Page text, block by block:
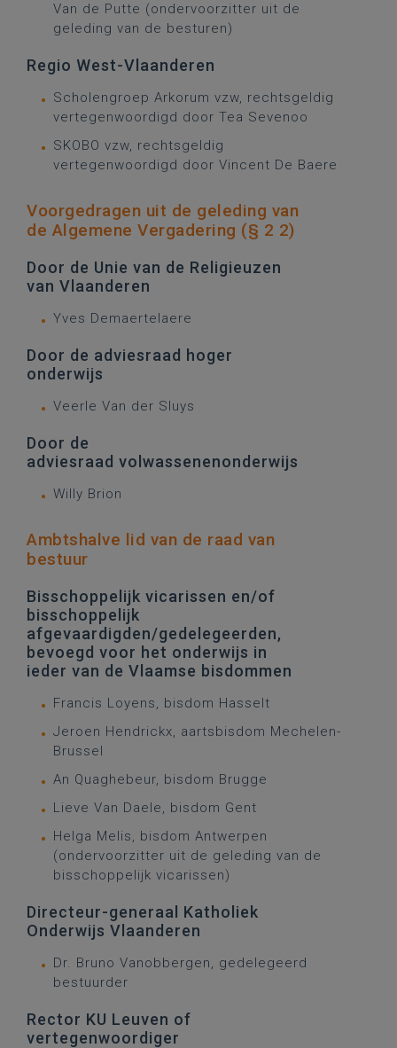
Van de Putte (ondervoorzitter uit de
geleding van de besturen)
Regio West-Vlaanderen
Scholengroep Arkorum vzw, rechtsgeldig
vertegenwoordigd door Tea Sevenoo
SKOBO vzw, rechtsgeldig
vertegenwoordigd door Vincent De Baere
Voorgedragen uit de geleding van
de Algemene Vergadering (§ 2 2)
Door de Unie van de Religieuzen
van Vlaanderen
Yves Demaertelaere
Door de adviesraad hoger
onderwijs
Veerle Van der Sluys
Door de
adviesraad volwassenenonderwijs
Willy Brion
Ambtshalve lid van de raad van
bestuur
Bisschoppelijk vicarissen en/of
bisschoppelijk
afgevaardigden/gedelegeerden,
bevoegd voor het onderwijs in
ieder van de Vlaamse bisdommen
Francis Loyens, bisdom Hasselt
Jeroen Hendrickx, aartsbisdom Mechelen-
Brussel
An Quaghebeur, bisdom Brugge
Lieve Van Daele, bisdom Gent
Helga Melis, bisdom Antwerpen
(ondervoorzitter uit de geleding van de
bisschoppelijk vicarissen)
Directeur-generaal Katholiek
Onderwijs Vlaanderen
Dr. Bruno Vanobbergen, gedelegeerd
bestuurder
Rector KU Leuven of
vertegenwoordiger